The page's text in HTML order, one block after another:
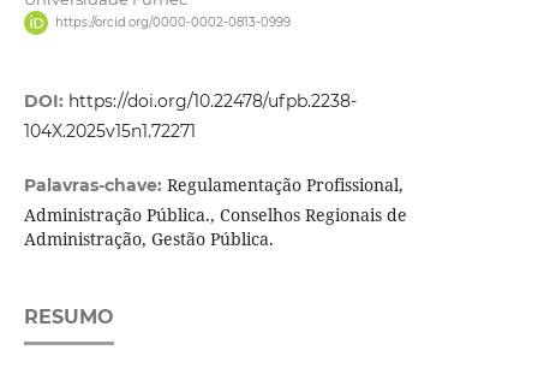
https://orcid.org/0000-0002-0813-0999
DOI: https://doi.org/10.22478/ufpb.2238-
104X.2025v15n1.72271
Palavras-chave: Regulamentação Profissional,
Administração Pública., Conselhos Regionais de
Administração, Gestão Pública.
RESUMO